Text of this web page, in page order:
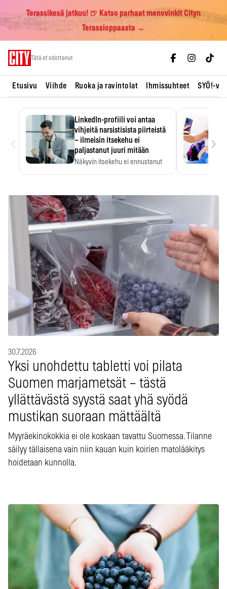
Terassikesä jatkuu! 🍺 Katso parhaat menovinkit Cityn
Terassioppaasta →
Tätä et odottanut
Etusivu Viihde Ruoka ja ravintolat Ihmissuhteet SYÖ!-
LinkedIn-profiili voi antaa
vihjeitä narsistisista piirteistä
– ilmeisin itsekehu ei
paljastanut juuri mitään
Näkyvin itsekehu ei ennustanut
›
30.7.2026
Yksi unohdettu tabletti voi pilata
Suomen marjametsät – tästä
yllättävästä syystä saat yhä syödä
mustikan suoraan mättäältä
Myyräekinokokkia ei ole koskaan tavattu Suomessa. Tilanne
säilyy tällaisena vain niin kauan kuin koirien matolääkitys
hoidetaan kunnolla.